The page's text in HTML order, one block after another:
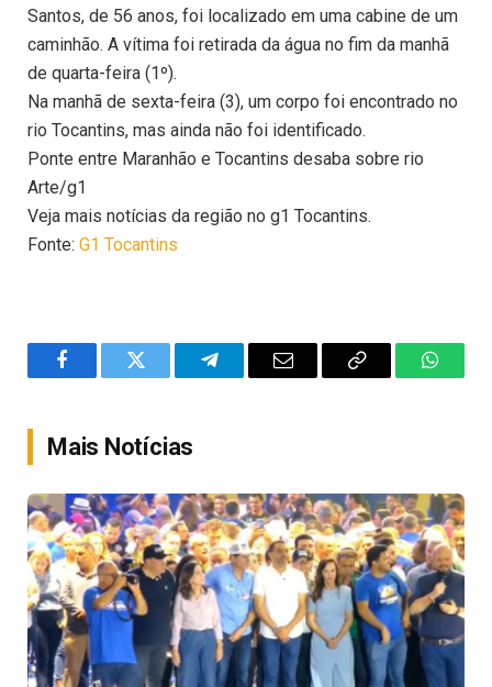
Santos, de 56 anos, foi localizado em uma cabine de um
caminhão. A vítima foi retirada da água no fim da manhã
de quarta-feira (1º).
Na manhã de sexta-feira (3), um corpo foi encontrado no
rio Tocantins, mas ainda não foi identificado.
Ponte entre Maranhão e Tocantins desaba sobre rio
Arte/g1
Veja mais notícias da região no g1 Tocantins.
Fonte: G1 Tocantins
FacebookTwitter TelegramEmail
Copy
Mais Notícias